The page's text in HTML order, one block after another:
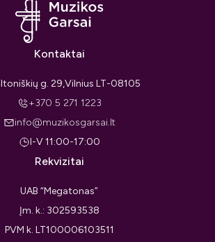
Kontaktai
g. 29,Vilnius LT-08105
+370 5 271 1223
info@muzikosgarsai.lt
I-V 11:00-17:00
Rekvizitai
UAB “Megatonas”
Įm. k.: 302593538
PVM k. LT100006103511